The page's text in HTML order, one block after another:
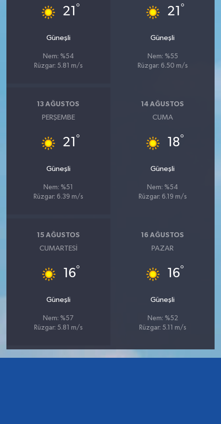
21 °
Güneşli
Nem: %54
Rüzgar: 5.81 m/s
21 °
Güneşli
Nem: %55
Rüzgar: 6.50 m/s
13 AĞUSTOS
PERŞEMBE
21 °
Güneşli
Nem: %51
Rüzgar: 6.39 m/s
14 AĞUSTOS
CUMA
18°
Güneşli
Nem: %54
Rüzgar: 6.19 m/s
15 AĞUSTOS
CUMARTESI
16°
Güneşli
Nem: %57
Rüzgar: 5.81 m/s
16 AĞUSTOS
PAZAR
16°
Güneşli
Nem: %52
Rüzgar: 5.11 m/s